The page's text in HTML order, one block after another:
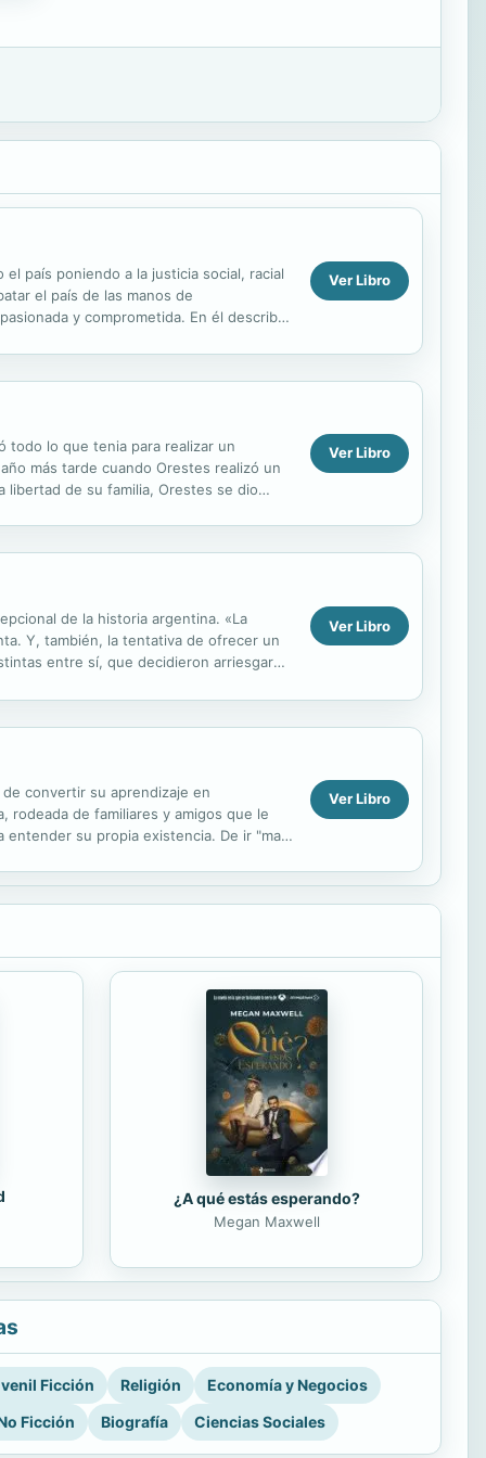
país poniendo a la justicia social, racial
el país de las manos de
y comprometida. En él describe
Ver Libro
todo lo que tenia para realizar un
más tarde cuando Orestes realizó un
libertad de su familia, Orestes se dio
Ver Libro
de la historia argentina. «La
Y, también, la tentativa de ofrecer un
entre sí, que decidieron arriesgar
Ver Libro
convertir su aprendizaje en
rodeada de familiares y amigos que le
entender su propia existencia. De ir "mas
Ver Libro
¿A qué estás esperando?
Megan Maxwell
Ficción Religión
Economía y Negocios
Ficción
Biografía Ciencias Sociales